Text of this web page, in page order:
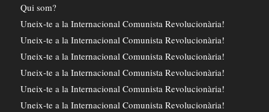
Qui som?
Uneix-te a la Internacional Comunista Revolucionària!
Uneix-te a la Internacional Comunista Revolucionària!
Uneix-te a la Internacional Comunista Revolucionària!
Uneix-te a la Internacional Comunista Revolucionària!
Uneix-te a la Internacional Comunista Revolucionària!
Uneix-te a la Internacional Comunista Revolucionària!